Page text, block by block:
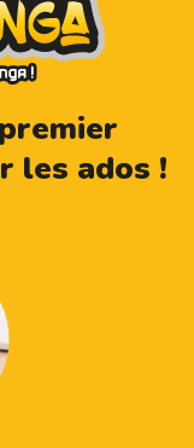
les ados !